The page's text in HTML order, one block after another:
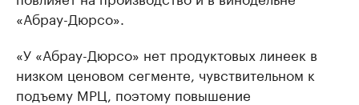
«Абрау-Дюрсо».
«У «Абрау-Дюрсо» нет продуктовых линеек в
низком ценовом сегменте, чувствительном к
подъему МРЦ, поэтому повышение